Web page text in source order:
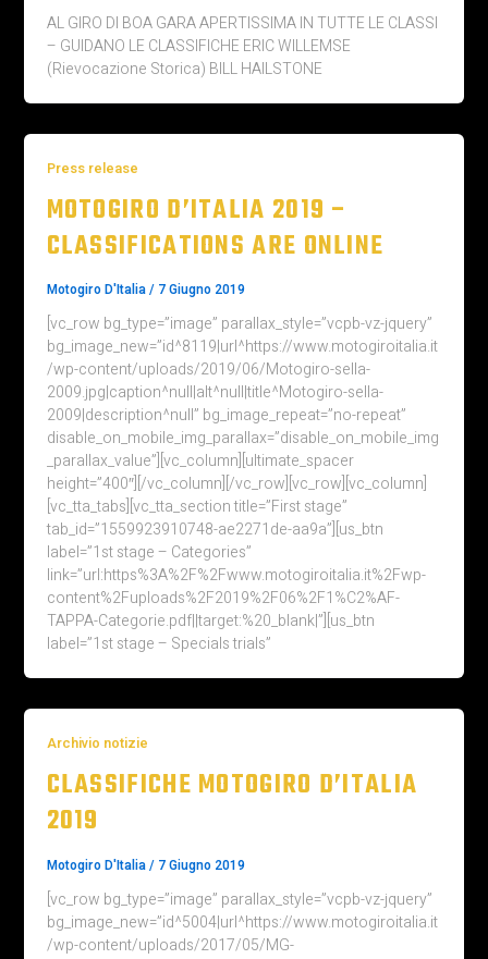
AL GIRO DI BOA GARA APERTISSIMA IN TUTTE LE CLASSI
– GUIDANO LE CLASSIFICHE ERIC WILLEMSE
(Rievocazione Storica) BILL HAILSTONE
Press release
MOTOGIRO D’ITALIA 2019 –
CLASSIFICATIONS ARE ONLINE
Motogiro D'Italia/ 7 Giugno 2019
[vc_row bg_type=”image” parallax_style=”vcpb-vz-jquery”
bg_image_new=”id^8119|url^https://www.motogiroitalia.it
/wp-content/uploads/2019/06/Motogiro-sella-
2009.jpg|caption^null|alt^null|title^Motogiro-sella-
2009|description^null” bg_image_repeat=”no-repeat”
disable_on_mobile_img_parallax=”disable_on_mobile_img
_parallax_value”][vc_column][ultimate_spacer
height=”400″][/vc_column][/vc_row][vc_row][vc_column]
[vc_tta_tabs][vc_tta_section title=”First stage”
tab_id=”1559923910748-ae2271de-aa9a”][us_btn
label=”1st stage – Categories”
link=”url:https%3A%2F%2Fwww.motogiroitalia.it%2Fwp-
content%2Fuploads%2F2019%2F06%2F1%C2%AF-
TAPPA-Categorie.pdf||target:%20_blank|”][us_btn
label=”1st stage – Specials trials”
Archivio notizie
CLASSIFICHE MOTOGIRO D’ITALIA
2019
Motogiro D'Italia/ 7 Giugno 2019
[vc_row bg_type=”image” parallax_style=”vcpb-vz-jquery”
bg_image_new=”id^5004|url^https://www.motogiroitalia.it
/wp-content/uploads/2017/05/MG-